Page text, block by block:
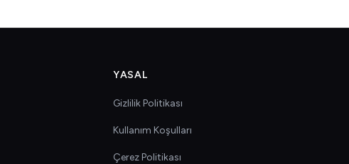
YASAL
Gizlilik Politikası
Kullanım Koşulları
Çerez Politikası